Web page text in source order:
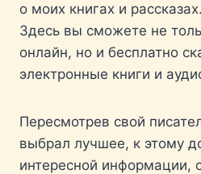
о моих книгах и рассказах.
Здесь вы сможете не
онлайн, но и бесплатно
электронные книги и
Пересмотрев свой
выбрал лучшее, к этому
интересной информации,